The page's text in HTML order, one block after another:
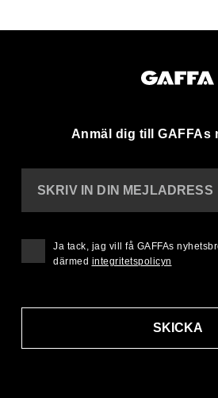
Anmäl dig till GAFFAs
SKRIV IN DIN MEJLADRESS
SKICKA
Ja tack, jag vill få GAFFAs
därmed integritetspolicyn